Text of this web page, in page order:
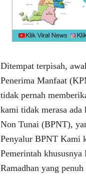
Ditempat terpisah,
Penerima Manfaat
tidak pernah
kami tidak merasa ada
Non Tunai (BPNT),
Penyalur BPNT Kami
Pemerintah
Ramadhan yang